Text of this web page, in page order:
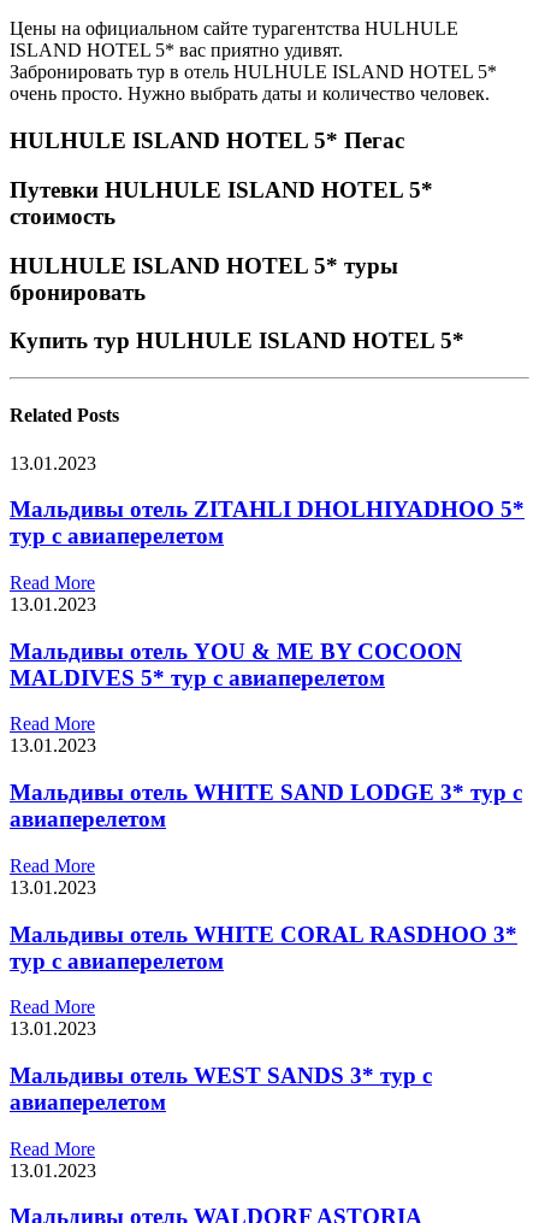
Цены на официальном сайте турагентства HULHULE
ISLAND HOTEL 5* вас приятно удивят.
Забронировать тур в отель HULHULE ISLAND HOTEL 5*
очень просто. Нужно выбрать даты и количество человек.
HULHULE ISLAND HOTEL 5* Пегас
Путевки HULHULE ISLAND HOTEL 5*
стоимость
HULHULE ISLAND HOTEL 5* туры
бронировать
Купить тур HULHULE ISLAND HOTEL 5*
Related Posts
13.01.2023
Мальдивы отель ZITAHLI DHOLHIYADHOO 5*
тур с авиаперелетом
Read More
13.01.2023
Мальдивы отель YOU & ME BY COCOON
MALDIVES 5* тур с авиаперелетом
Read More
13.01.2023
Мальдивы отель WHITE SAND LODGE 3* тур с
авиаперелетом
Read More
13.01.2023
Мальдивы отель WHITE CORAL RASDHOO 3*
тур с авиаперелетом
Read More
13.01.2023
Мальдивы отель WEST SANDS 3* тур с
авиаперелетом
Read More
13.01.2023
Мальдивы отель WALDORF ASTORIA